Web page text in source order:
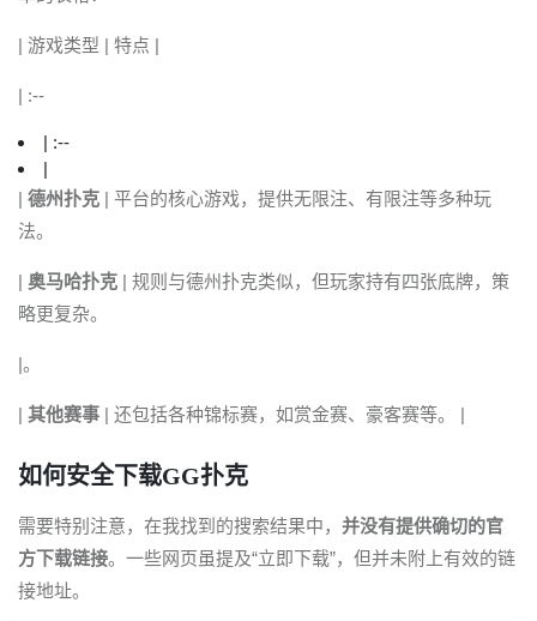
| 游戏类型 | 特点 |
| :--
| :--
|
| 德州扑克 | 平台的核心游戏，提供无限注、有限注等多种玩
法。
| 奥马哈扑克 | 规则与德州扑克类似，但玩家持有四张底牌，策
略更复杂。
|。
| 其他赛事 | 还包括各种锦标赛，如赏金赛、豪客赛等。 |
如何安全下载GG扑克
需要特别注意，在我找到的搜索结果中， 并没有提供确切的官
方下载链接。一些网页虽提及“立即下载”，但并未附上有效的链
接地址。